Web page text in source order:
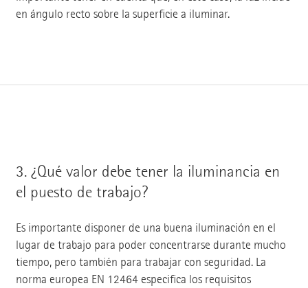
en ángulo recto sobre la superficie a iluminar.
3. ¿Qué valor debe tener la iluminancia en
el puesto de trabajo?
Es importante disponer de una buena iluminación en el
lugar de trabajo para poder concentrarse durante mucho
tiempo, pero también para trabajar con seguridad. La
norma europea EN 12464 especifica los requisitos